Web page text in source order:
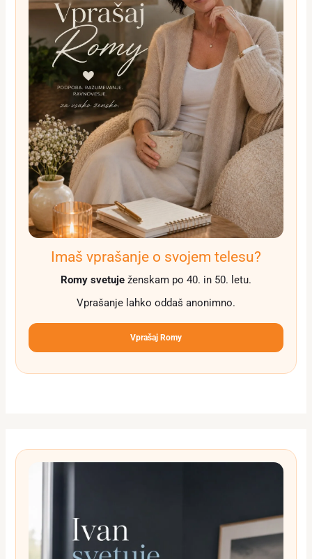
Imaš vprašanje o svojem telesu?
Romy svetuje ženskam po 40. in 50. letu.
Vprašanje lahko oddaš anonimno.
Vprašaj Romy